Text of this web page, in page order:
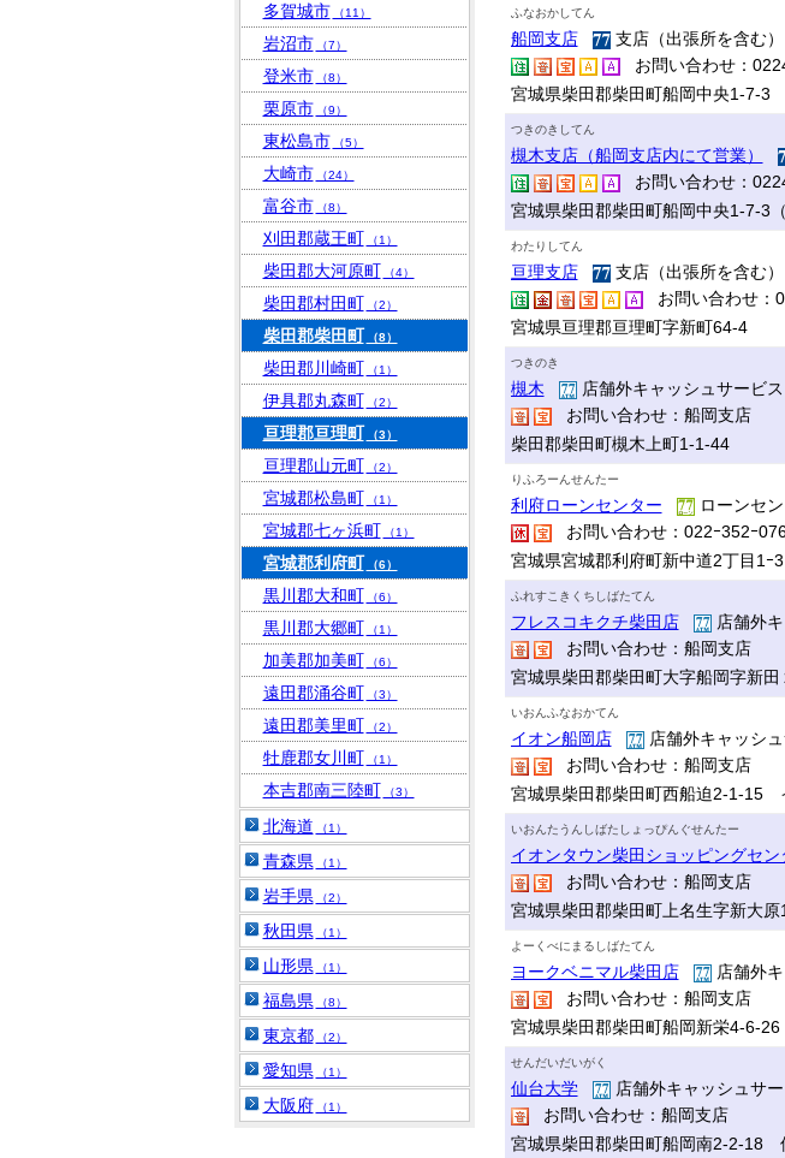
ふなおかしてん
船岡支店
支店（出張所を含む
お問い合わせ：
宮城県柴田郡柴田町船岡中央1-7-3
つきのきしてん
槻木支店（船岡支店内にて営業）
お問い合わせ：
宮城県柴田郡柴田町船岡中央1-7-3（
わたりしてん
亘理支店
支店（出張所を含む
お問い合わせ：
宮城県亘理郡亘理町字新町64-4
つきのき
槻木
店舗外キャッシュサービ
お問い合わせ：船岡支店
柴田郡柴田町槻木上町1-1-44
りふろーんせんたー
利府ローンセンター
ローンセ
お問い合わせ：022ｰ352ｰ
宮城県宮城郡利府町新中道2丁目1ｰ3
ふれすこきくちしばたてん
フレスコキクチ柴田店
店舗外
お問い合わせ：船岡支店
宮城県柴田郡柴田町大字船岡字新田
いおんふなおかてん
イオン船岡店
店舗外キャッシ
お問い合わせ：船岡支店
宮城県柴田郡柴田町西船迫2-1-15
いおんたうんしばたしょっぴんぐせんたー
イオンタウン柴田ショッピングセン
お問い合わせ：船岡支店
宮城県柴田郡柴田町上名生字新大
よーくべにまるしばたてん
ヨークベニマル柴田店
店舗外
お問い合わせ：船岡支店
宮城県柴田郡柴田町船岡新栄4-6-
せんだいだいがく
仙台大学
店舗外キャッシュサ
お問い合わせ：船岡支店
宮城県柴田郡柴田町船岡南2-2-18
多賀城市 （11）
岩沼市 （7）
登米市 （8）
栗原市 （9）
東松島市 （5）
大崎市 （24）
富谷市 （8）
刈田郡蔵王町 （1）
柴田郡大河原町 （4）
柴田郡村田町 （2）
柴田郡柴田町 （8）
柴田郡川崎町 （1）
伊具郡丸森町 （2）
亘理郡亘理町 （3）
亘理郡山元町 （2）
宮城郡松島町 （1）
宮城郡七ヶ浜町 （1）
宮城郡利府町 （6）
黒川郡大和町 （6）
黒川郡大郷町 （1）
加美郡加美町 （6）
遠田郡涌谷町 （3）
遠田郡美里町 （2）
牡鹿郡女川町 （1）
本吉郡南三陸町 （3）
北海道 （1）
青森県 （1）
岩手県 （2）
秋田県 （1）
山形県 （1）
福島県 （8）
東京都 （2）
愛知県 （1）
大阪府 （1）